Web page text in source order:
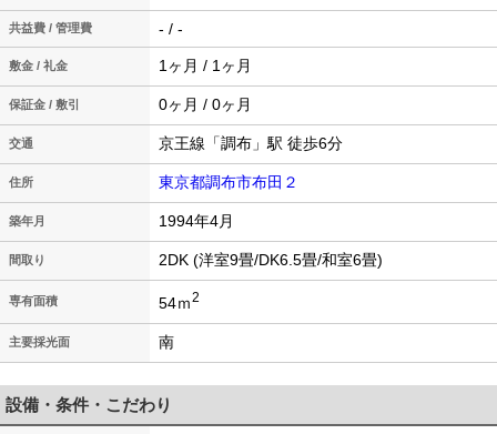
共益費 / 管理費 - / -
敷金 / 礼金 1ヶ月 / 1ヶ月
保証金 / 敷引 0ヶ月 / 0ヶ月
交通 京王線「調布」駅 徒歩6分
住所 東京都調布市布田２
築年月 1994年4月
間取り 2DK (洋室9畳/DK6.5畳/和室6畳)
専有面積 54ｍ2
主要採光面 南
設備・条件・こだわり